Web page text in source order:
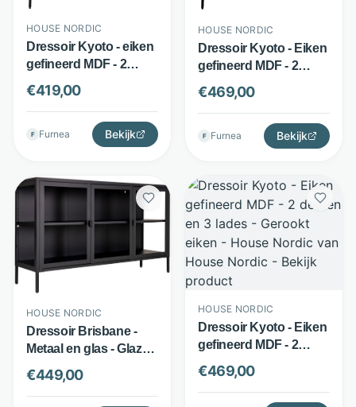
HOUSE NORDIC
Dressoir Kyoto - eiken
gefineerd MDF - 2
deuren en 3 lades -
bruin - House Nordic
€419,00
F Furnea Bekijk
HOUSE NORDIC
Dressoir Kyoto - Eiken
gefineerd MDF - 2
deuren en 3 lades -
Gerookt eiken - House
Nordic
€469,00
F Furnea Bekijk
HOUSE NORDIC
Dressoir Brisbane -
Metaal en glas - Glazen
deuren - Zwart - House
Nordic
€449,00
HOUSE NORDIC
Dressoir Kyoto - Eiken
gefineerd MDF - 2
deuren en 3 lades -
Gerookt eiken - House
Nordic
€469,00